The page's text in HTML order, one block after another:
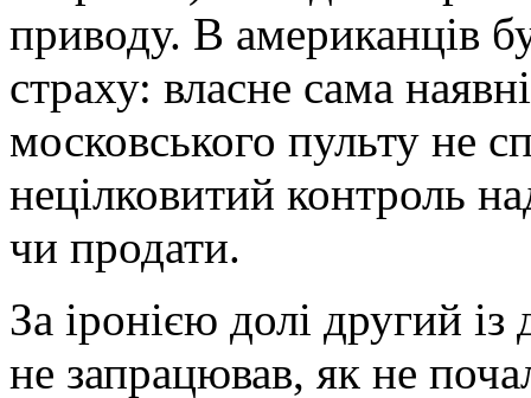
приводу. В американців
страху: власне сама
московського пульту не
нецілковитий контроль
чи продати.
За іронією долі другий
не запрацював, як не